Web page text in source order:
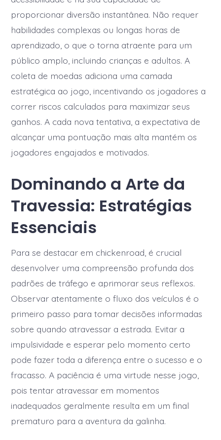
proporcionar diversão instantânea. Não requer
habilidades complexas ou longas horas de
aprendizado, o que o torna atraente para um
público amplo, incluindo crianças e adultos. A
coleta de moedas adiciona uma camada
estratégica ao jogo, incentivando os jogadores a
correr riscos calculados para maximizar seus
ganhos. A cada nova tentativa, a expectativa de
alcançar uma pontuação mais alta mantém os
jogadores engajados e motivados.
Dominando a Arte da
Travessia: Estratégias
Essenciais
Para se destacar em chickenroad, é crucial
desenvolver uma compreensão profunda dos
padrões de tráfego e aprimorar seus reflexos.
Observar atentamente o fluxo dos veículos é o
primeiro passo para tomar decisões informadas
sobre quando atravessar a estrada. Evitar a
impulsividade e esperar pelo momento certo
pode fazer toda a diferença entre o sucesso e o
fracasso. A paciência é uma virtude nesse jogo,
pois tentar atravessar em momentos
inadequados geralmente resulta em um final
prematuro para a aventura da galinha.